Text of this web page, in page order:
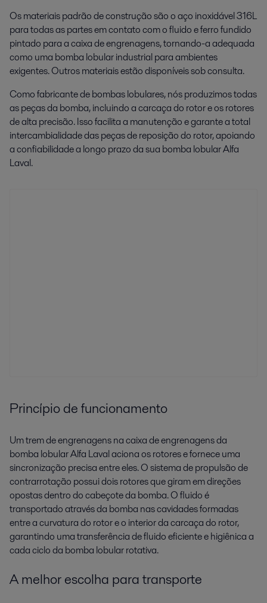
Os materiais padrão de construção são o aço inoxidável 316L
para todas as partes em contato com o fluido e ferro fundido
pintado para a caixa de engrenagens, tornando-a adequada
como uma bomba lobular industrial para ambientes
exigentes. Outros materiais estão disponíveis sob consulta.
Como fabricante de bombas lobulares, nós produzimos todas
as peças da bomba, incluindo a carcaça do rotor e os rotores
de alta precisão. Isso facilita a manutenção e garante a total
intercambialidade das peças de reposição do rotor, apoiando
a confiabilidade a longo prazo da sua bomba lobular Alfa
Laval.
Princípio de funcionamento
Um trem de engrenagens na caixa de engrenagens da
bomba lobular Alfa Laval aciona os rotores e fornece uma
sincronização precisa entre eles. O sistema de propulsão de
contrarrotação possui dois rotores que giram em direções
opostas dentro do cabeçote da bomba. O fluido é
transportado através da bomba nas cavidades formadas
entre a curvatura do rotor e o interior da carcaça do rotor,
garantindo uma transferência de fluido eficiente e higiênica a
cada ciclo da bomba lobular rotativa.
A melhor escolha para transporte